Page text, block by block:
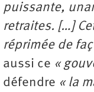
puissante,
retraites. […]
réprimée de
aussi ce «
défendre « la